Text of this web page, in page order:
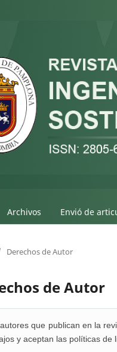
Archivos Envió de
Derechos de Autor
de Autor
que publican en la
y aceptan las políticas de